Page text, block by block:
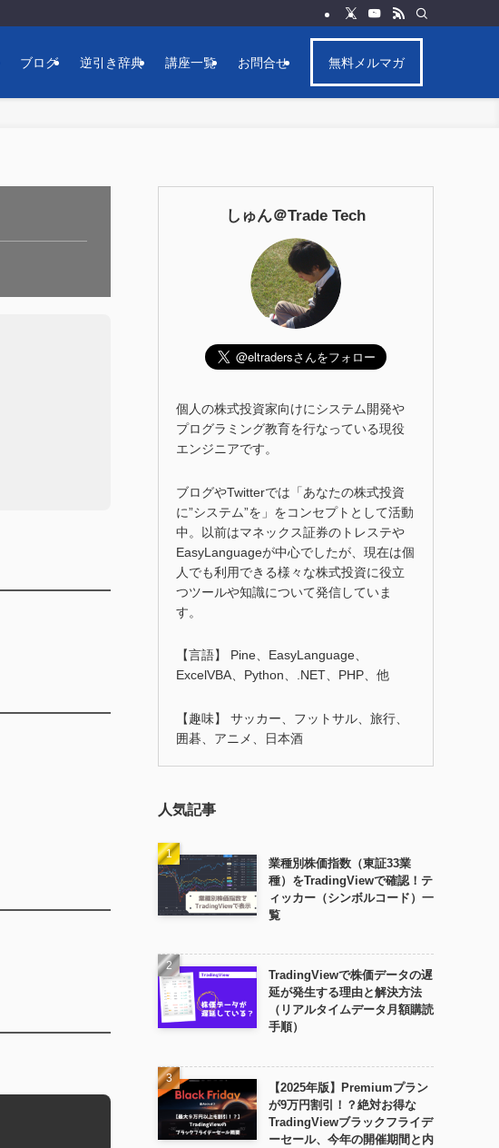
ブログ 逆引き辞典 講座一覧 お問合せ 無料メルマガ
しゅん＠Trade Tech
個人の株式投資家向けにシステム開発や
プログラミング教育を行なっている現役
エンジニアです。
ブログやTwitterでは「あなたの株式投資
に”システム”を」をコンセプトとして活動
中。以前はマネックス証券のトレステや
EasyLanguageが中心でしたが、現在は個
人でも利用できる様々な株式投資に役立
つツールや知識について発信していま
す。
【言語】 Pine、EasyLanguage、
ExcelVBA、Python、.NET、PHP、他
【趣味】 サッカー、フットサル、旅行、
囲碁、アニメ、日本酒
人気記事
業種別株価指数（東証33業
種）をTradingViewで確認！テ
ィッカー（シンボルコード）一
覧
TradingViewで株価データの遅
延が発生する理由と解決方法
（リアルタイムデータ月額購読
手順）
【2025年版】Premiumプラン
が9万円割引！？絶対お得な
TradingViewブラックフライデ
ーセール、今年の開催期間と内